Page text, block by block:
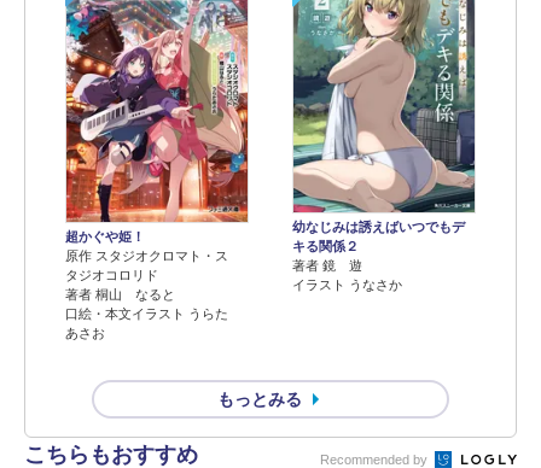
超かぐや姫！
原作 スタジオクロマト・ス
タジオコロリド
著者 桐山 なると
口絵・本文イラスト うらた
あさお
幼なじみは誘えばいつでもデ
キる関係２
著者 鏡 遊
イラスト うなさか
もっとみる
こちらもおすすめ Recommended by